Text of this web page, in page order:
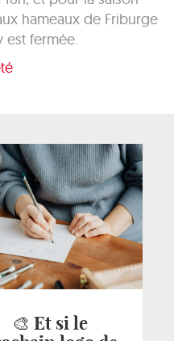
hameaux de Friburge
est fermée.
🎨 Et si le